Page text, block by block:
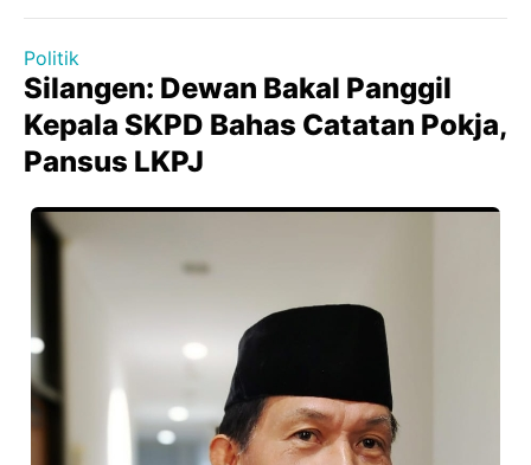
Politik
Silangen: Dewan Bakal Panggil
Kepala SKPD Bahas Catatan Pokja,
Pansus LKPJ